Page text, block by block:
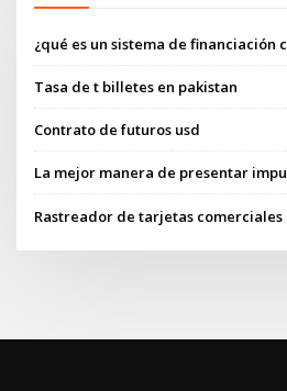
¿qué es un sistema de financiación
Tasa de t billetes en pakistan
Contrato de futuros usd
La mejor manera de presentar
Rastreador de tarjetas comerciales